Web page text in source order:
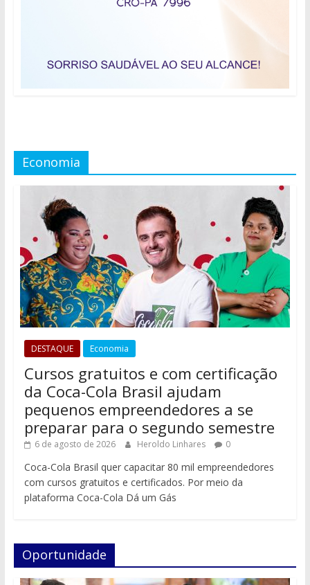
Economia
DESTAQUE Economia
Cursos gratuitos e com certificação
da Coca-Cola Brasil ajudam
pequenos empreendedores a se
preparar para o segundo semestre
6 de agosto de 2026 Heroldo Linhares 0
Coca-Cola Brasil quer capacitar 80 mil empreendedores
com cursos gratuitos e certificados. Por meio da
plataforma Coca-Cola Dá um Gás
Oportunidade